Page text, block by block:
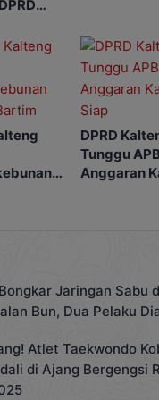
DPRD
Tunggu
Anggaran
Jaringan Sabu
Bun, Dua Pelaku
Atlet Taekwondo
di Ajang Bergengsi